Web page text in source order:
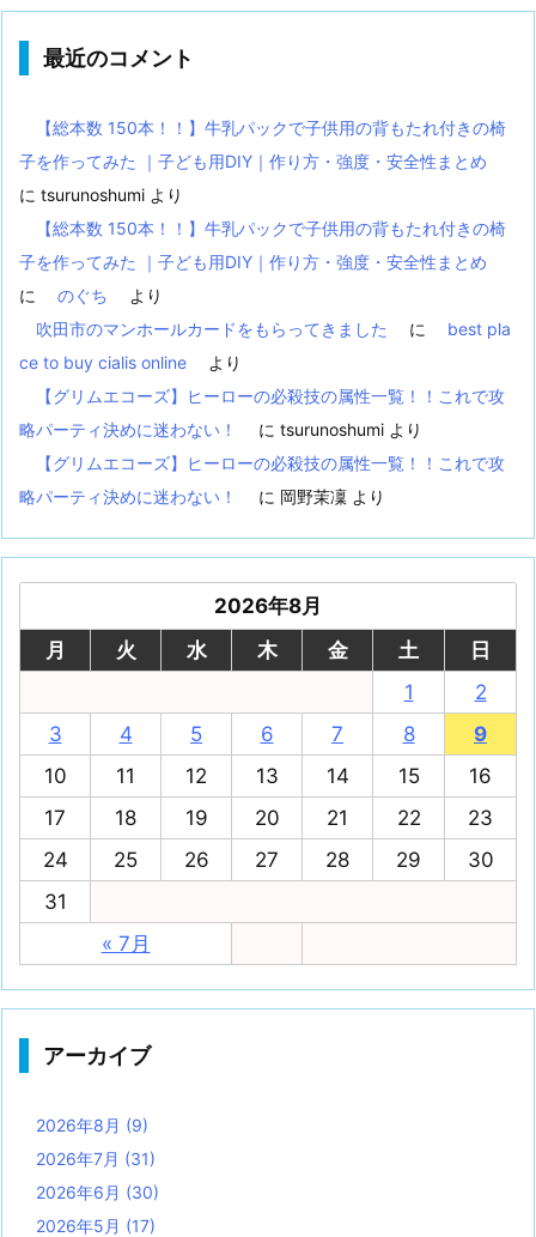
最近のコメント
【総本数 150本！！】牛乳パックで子供用の背もたれ付きの椅
子を作ってみた ｜子ども用DIY｜作り方・強度・安全性まとめ
に tsurunoshumi より
【総本数 150本！！】牛乳パックで子供用の背もたれ付きの椅
子を作ってみた ｜子ども用DIY｜作り方・強度・安全性まとめ
に
のぐち
より
吹田市のマンホールカードをもらってきました
に
best pla
ce to buy cialis online
より
【グリムエコーズ】ヒーローの必殺技の属性一覧！！これで攻
略パーティ決めに迷わない！
に tsurunoshumi より
【グリムエコーズ】ヒーローの必殺技の属性一覧！！これで攻
略パーティ決めに迷わない！
に 岡野茉凜 より
2026年8月
月
火 水 木 金 土 日
« 7月
1
2
3
4 5 6 7 8
9
10
11 12 13 14 15
16
17
18 19 20 21 22
23
24
25 26 27 28 29
30
31
アーカイブ
2026年8月 (9)
2026年7月 (31)
2026年6月 (30)
2026年5月 (17)